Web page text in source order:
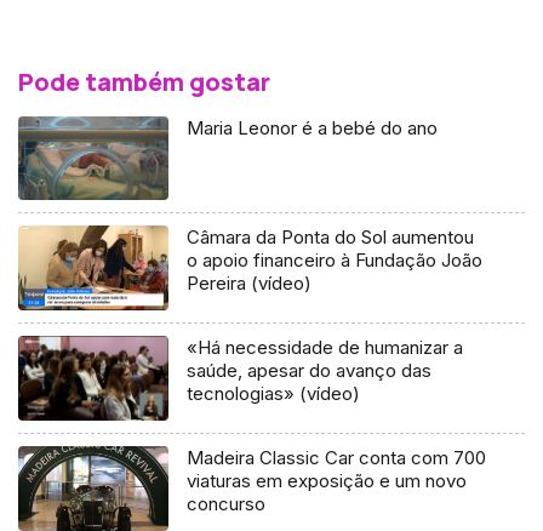
Pode também gostar
Maria Leonor é a bebé do ano
Câmara da Ponta do Sol aumentou
o apoio financeiro à Fundação João
Pereira (vídeo)
«Há necessidade de humanizar a
saúde, apesar do avanço das
tecnologias» (vídeo)
Madeira Classic Car conta com 700
viaturas em exposição e um novo
concurso